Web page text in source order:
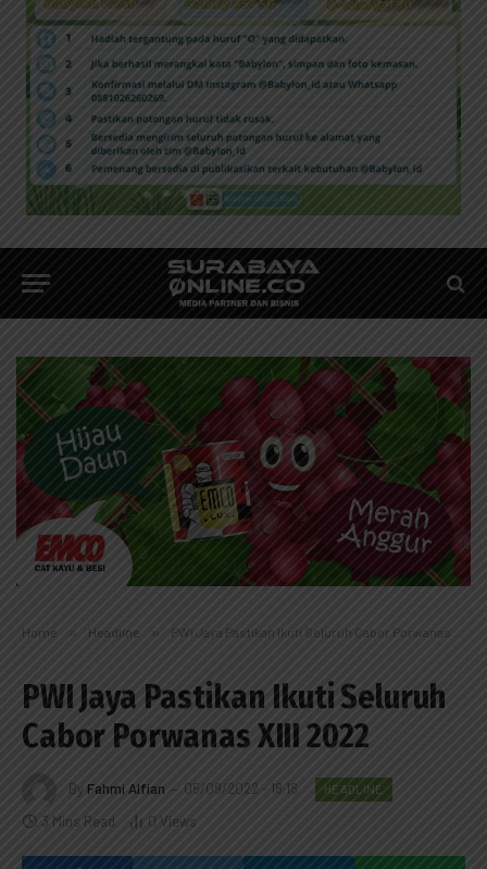
Home » Headline » PWI Jaya Pastikan Ikuti Seluruh Cabor Porwanas XIII 2022
PWI Jaya Pastikan Ikuti Seluruh
Cabor Porwanas XIII 2022
By Fahmi Alfian 05/09/2022 - 18:18 HEADLINE
3 Mins Read 0 Views